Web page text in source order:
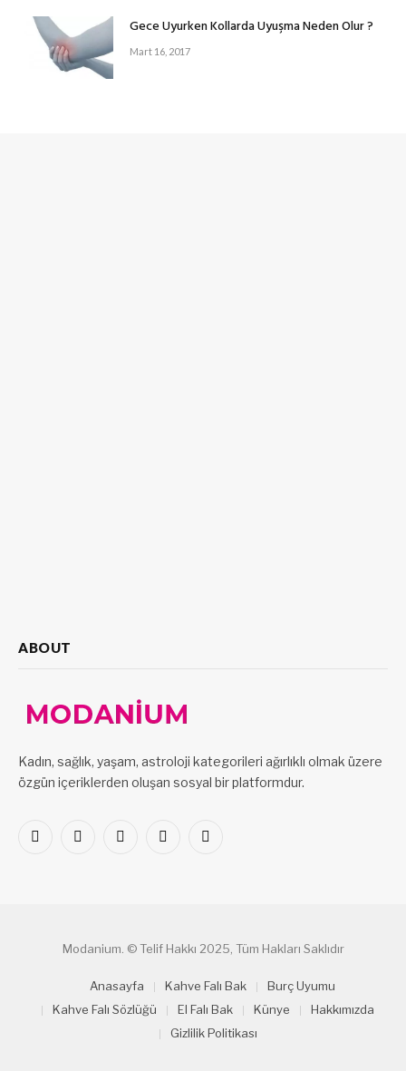
Gece Uyurken Kollarda Uyuşma Neden Olur ?
Mart 16, 2017
ABOUT
Kadın, sağlık, yaşam, astroloji kategorileri ağırlıklı olmak üzere
özgün içeriklerden oluşan sosyal bir platformdur.
Facebook
X
PinterestLinkedInVKontakte
Modanium. © Telif Hakkı 2025, Tüm Hakları Saklıdır
Anasayfa Kahve Falı Bak
Burç Uyumu
Kahve Falı Sözlüğü
El Falı Bak Künye
Hakkımızda
Gizlilik Politikası